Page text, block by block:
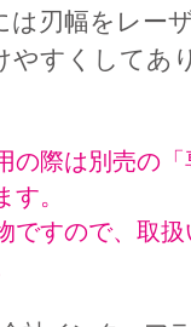
は刃幅をレー
やすくしてあ
際は別売の「
す。
ですので、取扱